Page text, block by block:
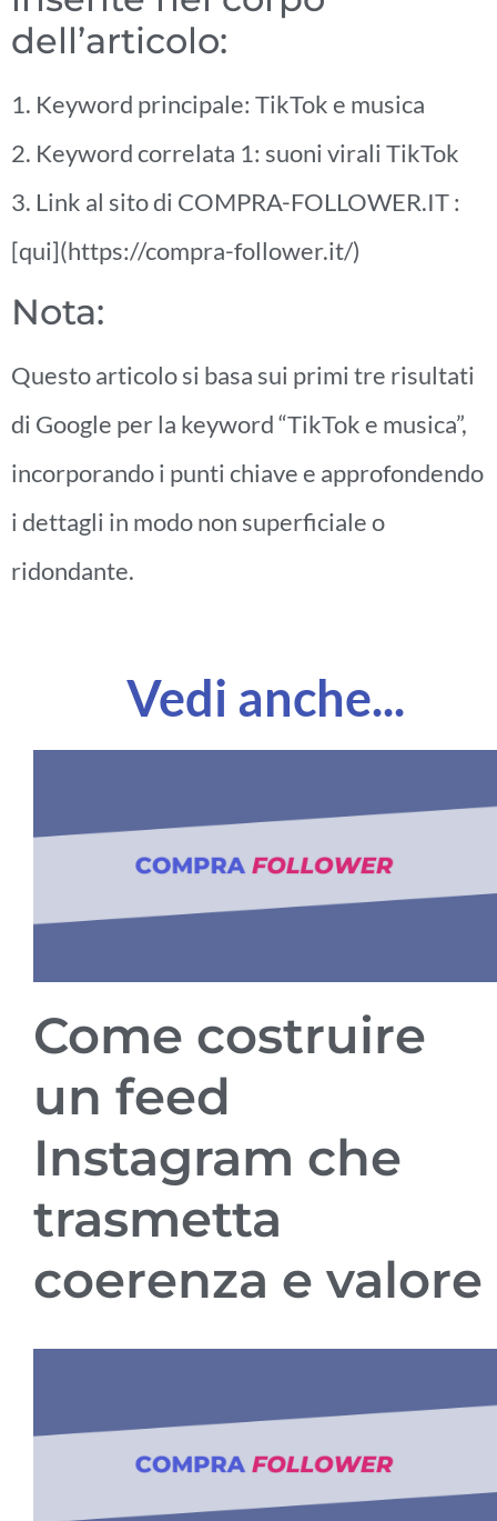
dell’articolo:
1. Keyword principale: TikTok e musica
2. Keyword correlata 1: suoni virali TikTok
3. Link al sito di COMPRA-FOLLOWER.IT :
[qui](https://compra-follower.it/)
Nota:
Questo articolo si basa sui primi tre risultati
di Google per la keyword “TikTok e musica”,
incorporando i punti chiave e approfondendo
i dettagli in modo non superficiale o
ridondante.
Vedi anche...
Come costruire
un feed
Instagram che
trasmetta
coerenza e valore